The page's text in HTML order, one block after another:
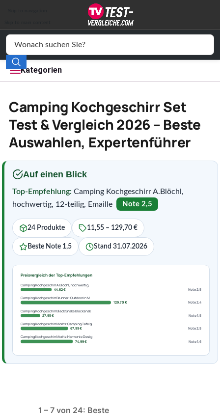
Kategorien
Elektronik
Freizeit
Wohnen
Service
Camping Kochgeschirr Set
Test & Vergleich 2026 – Beste
Auswahlen, Expertenführer
Auf einen Blick
Top-Empfehlung: Camping Kochgeschirr A.Blöchl,
hochwertig, 12-teilig, Emaille
Note 2,5
24 Produkte 11,55 – 129,70 €
Beste Note 1,5 Stand 31.07.2026
Preisvergleich der Top-Empfehlungen
Camping Kochgeschirr A.Blöchl, hochwertig,
44,62 €
Note 2,5
Camping Kochgeschirr Brunner- Outdoor in M
129,70 €
Note 2,4
Camping Kochgeschirr Black Snake Blacksnak
27,95 €
Note 1,5
Camping Kochgeschirr Moritz Camping Tafelg
67,99 €
Note 2,5
Camping Kochgeschirr Moritz Harmonie Desig
74,99 €
Note 1,6
1 – 7 von 24: Beste